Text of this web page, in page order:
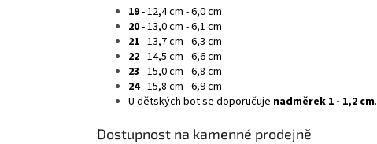
19- 12,4 cm - 6,0 cm
20- 13,0 cm - 6,1 cm
21- 13,7 cm - 6,3 cm
22- 14,5 cm - 6,6 cm
23 - 15,0 cm - 6,8 cm
24- 15,8 cm - 6,9 cm
U dětských bot se doporučuje nadměrek 1 - 1,2 cm.
Dostupnost na kamenné prodejně